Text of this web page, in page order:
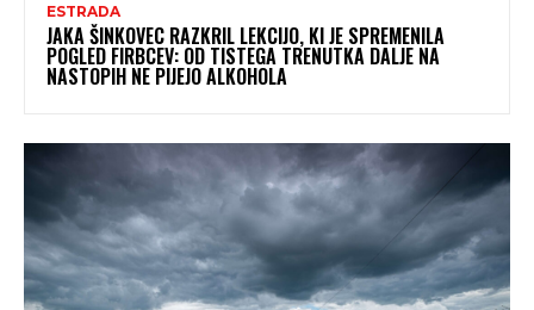
ESTRADA
JAKA ŠINKOVEC RAZKRIL LEKCIJO, KI JE SPREMENILA
POGLED FIRBCEV: OD TISTEGA TRENUTKA DALJE NA
NASTOPIH NE PIJEJO ALKOHOLA